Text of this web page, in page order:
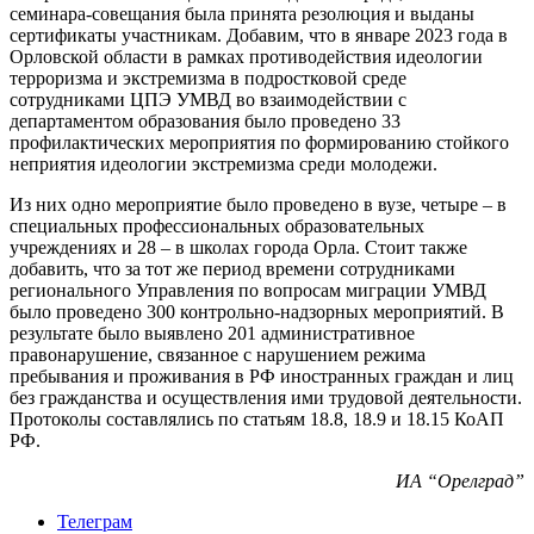
семинара-совещания была принята резолюция и выданы
сертификаты участникам. Добавим, что в январе 2023 года в
Орловской области в рамках противодействия идеологии
терроризма и экстремизма в подростковой среде
сотрудниками ЦПЭ УМВД во взаимодействии с
департаментом образования было проведено 33
профилактических мероприятия по формированию стойкого
неприятия идеологии экстремизма среди молодежи.
Из них одно мероприятие было проведено в вузе, четыре – в
специальных профессиональных образовательных
учреждениях и 28 – в школах города Орла. Стоит также
добавить, что за тот же период времени сотрудниками
регионального Управления по вопросам миграции УМВД
было проведено 300 контрольно-надзорных мероприятий. В
результате было выявлено 201 административное
правонарушение, связанное с нарушением режима
пребывания и проживания в РФ иностранных граждан и лиц
без гражданства и осуществления ими трудовой деятельности.
Протоколы составлялись по статьям 18.8, 18.9 и 18.15 КоАП
РФ.
ИА “Орелград”
Телеграм